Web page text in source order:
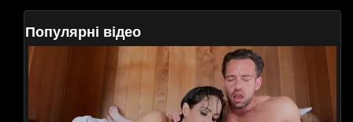
Популярні відео